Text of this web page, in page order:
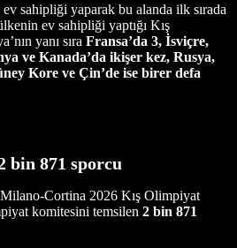
sahipliği yaparak bu alanda ilk sırada
ev sahipliği yaptığı Kış
yanı sıra Fransa’da 3, İsviçre,
ve Kanada’da ikişer kez, Rusya,
Kore ve Çin’de ise birer defa
bin 871 sporcu
Cortina 2026 Kış Olimpiyat
komitesini temsilen 2 bin 871